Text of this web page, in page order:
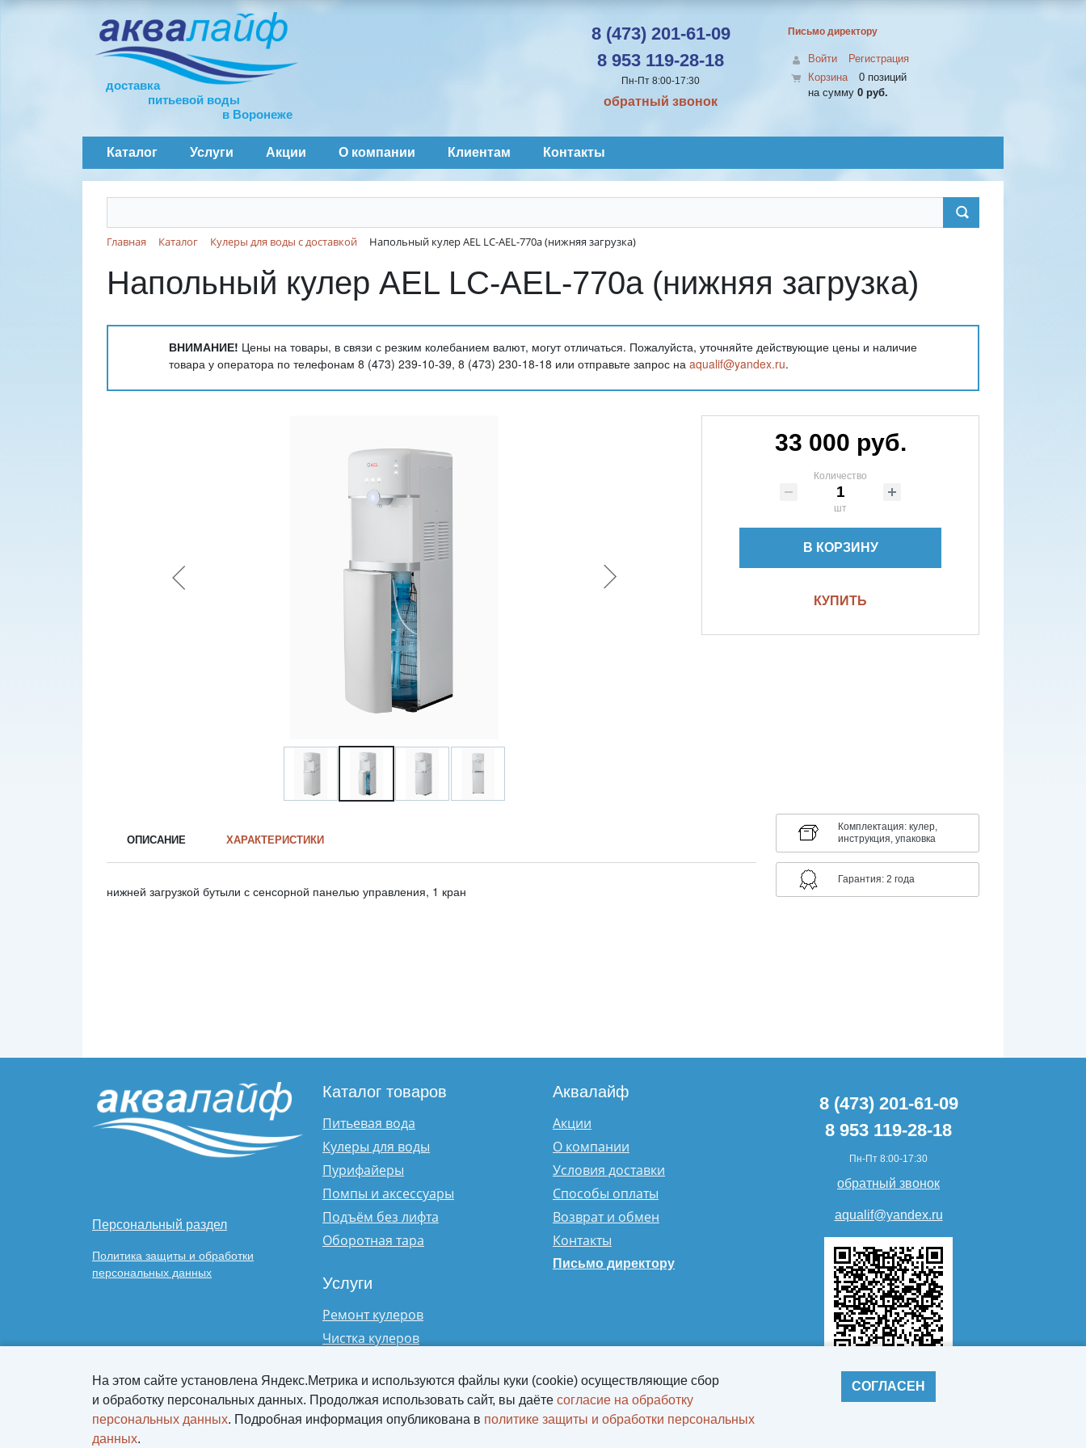
доставка
питьевой воды
в Воронеже
8 (473) 201-61-09
8 953 119-28-18
Пн-Пт 8:00-17:30
обратный звонок
Письмо директору
Войти
Регистрация
Корзина
0 позиций
на сумму 0 руб.
Каталог Услуги Акции О компании Клиентам Контакты
Главная Каталог Кулеры для воды с доставкой Напольный кулер AEL LC-AEL-770a (нижняя загрузка)
Напольный кулер AEL LC-AEL-770a (нижняя загрузка)
ВНИМАНИЕ! Цены на товары, в связи с резким колебанием валют, могут отличаться. Пожалуйста, уточняйте действующие цены и наличие
товара у оператора по телефонам 8 (473) 239-10-39, 8 (473) 230-18-18 или отправьте запрос на aqualif@yandex.ru.
33 000 руб.
Количество
шт
В КОРЗИНУ
КУПИТЬ
ОПИСАНИЕ ХАРАКТЕРИСТИКИ
нижней загрузкой бутыли с сенсорной панелью управления, 1 кран
Комплектация: кулер,
инструкция, упаковка
Гарантия: 2 года
Аквалайф
Акции
О компании
Условия доставки
Способы оплаты
Возврат и обмен
Контакты
Письмо директору
Каталог товаров
Питьевая вода
Кулеры для воды
Пурифайеры
Помпы и аксессуары
Подъём без лифта
Оборотная тара
Услуги
Ремонт кулеров
Чистка кулеров
8 (473) 201-61-09
8 953 119-28-18
Пн-Пт 8:00-17:30
обратный звонок
aqualif@yandex.ru
Персональный раздел
Политика защиты и обработки
персональных данных
На этом сайте установлена Яндекс.Метрика и используются файлы куки (cookie) осуществляющие сбор
и обработку персональных данных. Продолжая использовать сайт, вы даёте согласие на обработку
персональных данных. Подробная информация опубликована в политике защиты и обработки персональных
данных.
СОГЛАСЕН